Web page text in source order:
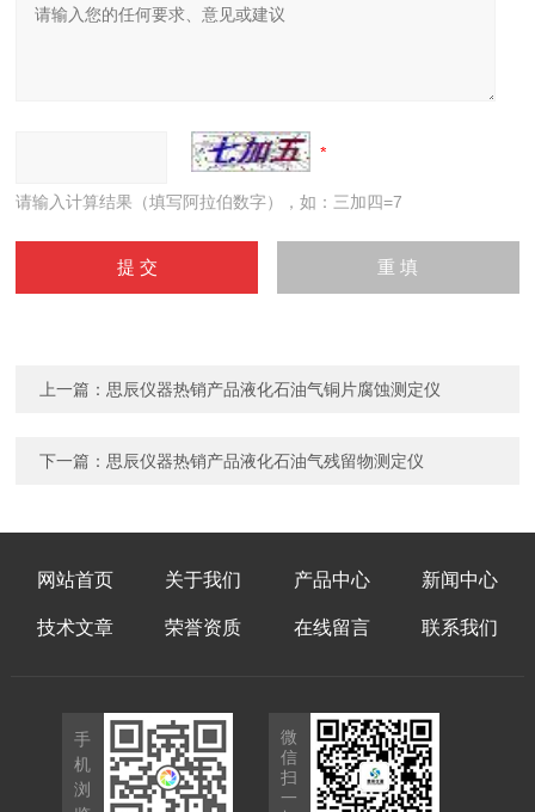
请输入计算结果（填写阿拉伯数字），如：三加四=7
上一篇： 思辰仪器热销产品液化石油气铜片腐蚀测定仪
下一篇： 思辰仪器热销产品液化石油气残留物测定仪
网站首页 关于我们 产品中心 新闻中心
技术文章 荣誉资质 在线留言 联系我们
手
机
浏
微
信
扫
一